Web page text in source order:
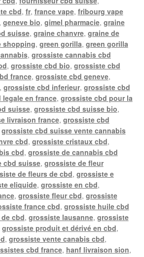
cbd, fr, france vape, fribourg vape
geneve bio, gimel pharmacie, graine
suisse, graine chanvre, graine de
shopping, green gorilla, green gorilla
, grossiste cannabis cbd
, grossiste cbd bio, grossiste cbd
france, grossiste cbd geneve,
grossiste cbd inferieur, grossiste cbd
en france, grossiste cbd pour la
suisse, grossiste cbd suisse bio,
livraison france, grossiste cbd
grossiste cbd suisse vente cannabis
cbd, grossiste cristaux cbd,
cbd, grossiste de cannabis cbd
cbd suisse, grossiste de fleur
de fleurs de cbd, grossiste e
eliquide, grossiste en cbd,
, grossiste fleur cbd, grossiste
france cbd, grossiste huile cbd
cbd, grossiste lausanne, grossiste
grossiste produit et dérivé en cbd,
, grossiste vente canabis cbd,
cbd france, hanf livraison sion,